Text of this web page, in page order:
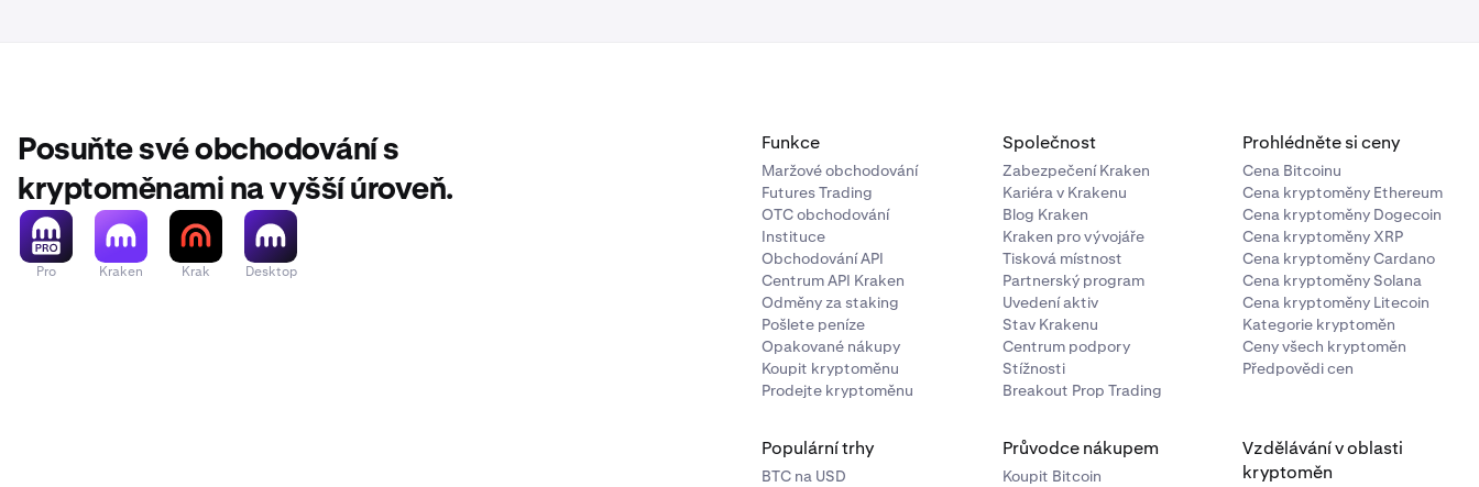
Posuňte své obchodování s
kryptoměnami na vyšší úroveň.
Pro Kraken Krak Desktop
Funkce
Maržové obchodování
Futures Trading
OTC obchodování
Instituce
Obchodování API
Centrum API Kraken
Odměny za staking
Pošlete peníze
Opakované nákupy
Koupit kryptoměnu
Prodejte kryptoměnu
Společnost
Zabezpečení Kraken
Kariéra v Krakenu
Blog Kraken
Kraken pro vývojáře
Tisková místnost
Partnerský program
Uvedení aktiv
Stav Krakenu
Centrum podpory
Stížnosti
Breakout Prop Trading
Prohlédněte si ceny
Cena Bitcoinu
Cena kryptoměny Ethereum
Cena kryptoměny Dogecoin
Cena kryptoměny XRP
Cena kryptoměny Cardano
Cena kryptoměny Solana
Cena kryptoměny Litecoin
Kategorie kryptoměn
Ceny všech kryptoměn
Předpovědi cen
Populární trhy
BTC na USD
Průvodce nákupem
Koupit Bitcoin
Vzdělávání v oblasti
kryptoměn